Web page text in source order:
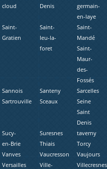
cloud
Denis
germain-
en-laye
Saint-
Gratien
Saint-
leu-la-
foret
Saint-
Mandé
Saint-
Maur-
des-
Fossés
Sannois Santeny
Sarcelles
Sartrouville
Sceaux
Seine
Saint
Denis
Sucy-
en-Brie
Suresnes
taverny
Thiais
Torcy
Vanves Vaucresson
Vaujours
Versailles
Ville-
Villecresnes